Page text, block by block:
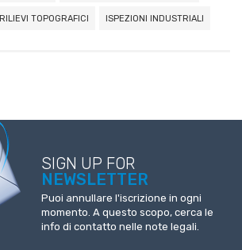
RILIEVI TOPOGRAFICI ISPEZIONI INDUSTRIALI
SIGN UP FOR
NEWSLETTER
Puoi annullare l'iscrizione in ogni
momento. A questo scopo, cerca le
info di contatto nelle note legali.